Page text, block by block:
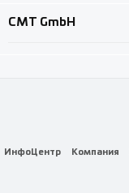
CMT GmbH
ИнфоЦентр Компания